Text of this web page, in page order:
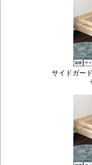
サイドガー